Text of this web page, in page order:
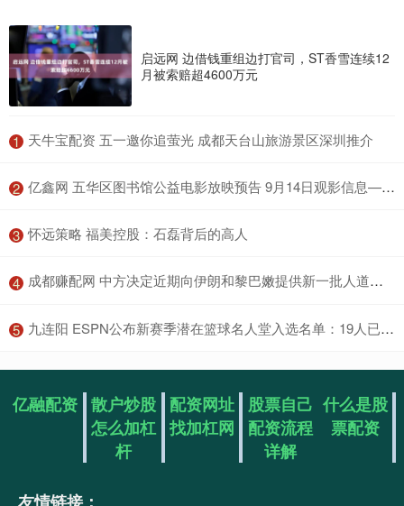
启远网 边借钱重组边打官司，ST香雪连续12
月被索赔超4600万元
1 ​天牛宝配资 五一邀你追萤光 成都天台山旅游景区深圳推介
2 ​亿鑫网 五华区图书馆公益电影放映预告 9月14日观影信息——《逆行人生》
3 ​怀远策略 福美控股：石磊背后的高人
4 ​成都赚配网 中方决定近期向伊朗和黎巴嫩提供新一批人道主义援助
5 ​九连阳 ESPN公布新赛季潜在篮球名人堂入选名单：19人已锁定荣誉
亿融配资 散户炒股
怎么加杠
杆
配资网址
找加杠网
股票自己
配资流程
详解
什么是股
票配资
友情链接：